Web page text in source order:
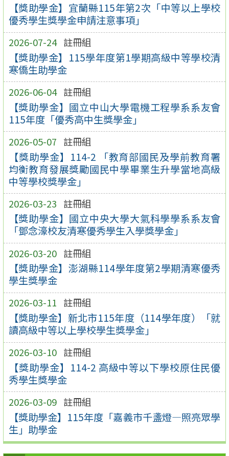
【獎助學金】宜蘭縣115年第2次「中等以上學校
優秀學生獎學金申請注意事項」
2026-07-24 註冊組
【獎助學金】115學年度第1學期高級中等學校清
寒僑生助學金
2026-06-04 註冊組
【獎助學金】國立中山大學電機工程學系系友會
115年度「優秀高中生獎學金」
2026-05-07 註冊組
【獎助學金】114-2 「教育部國民及學前教育署
均衡教育發展獎勵國民中學畢業生升學當地高級
中等學校獎學金」
2026-03-23 註冊組
【獎助學金】國立中央大學大氣科學學系系友會
「鄧念濠校友清寒優秀學生入學獎學金」
2026-03-20 註冊組
【獎助學金】澎湖縣114學年度第2學期清寒優秀
學生獎學金
2026-03-11 註冊組
【獎助學金】新北市115年度（114學年度）「就
讀高級中等以上學校學生獎學金」
2026-03-10 註冊組
【獎助學金】114-2 高級中等以下學校原住民優
秀學生獎學金
2026-03-09 註冊組
【獎助學金】115年度「嘉義市千盞燈—照亮眾學
生」助學金